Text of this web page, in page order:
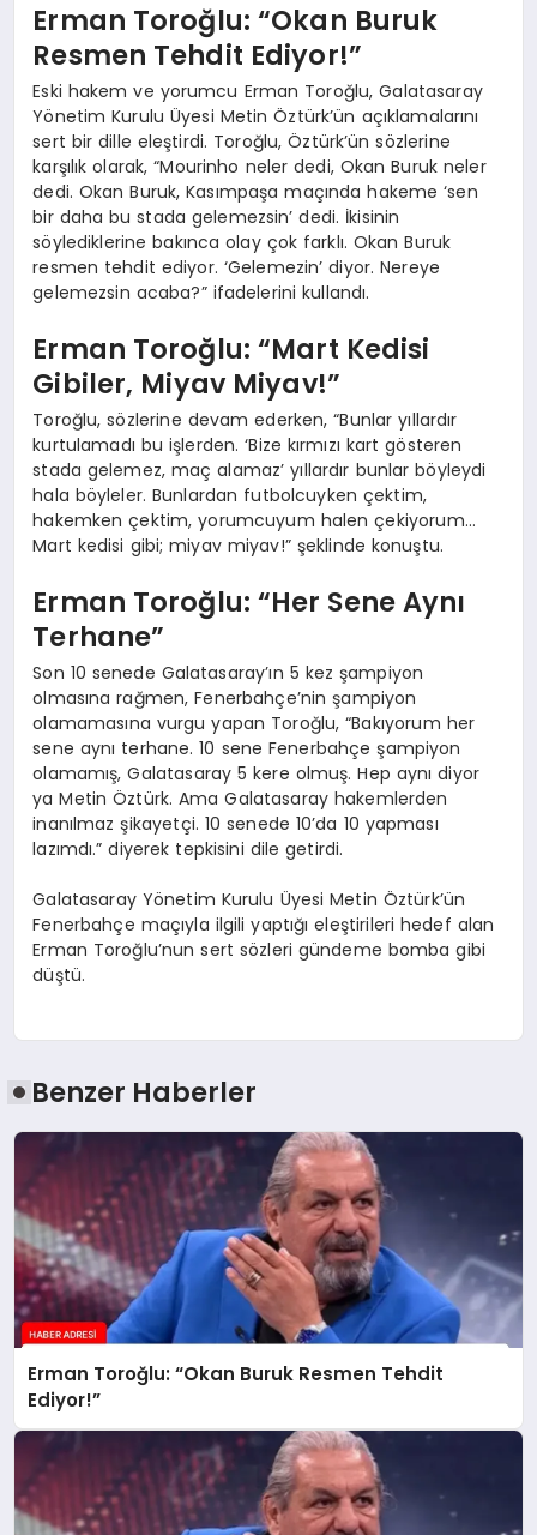
Erman Toroğlu: “Okan Buruk
Resmen Tehdit Ediyor!”
Eski hakem ve yorumcu Erman Toroğlu, Galatasaray
Yönetim Kurulu Üyesi Metin Öztürk’ün açıklamalarını
sert bir dille eleştirdi. Toroğlu, Öztürk’ün sözlerine
karşılık olarak, “Mourinho neler dedi, Okan Buruk neler
dedi. Okan Buruk, Kasımpaşa maçında hakeme ‘sen
bir daha bu stada gelemezsin’ dedi. İkisinin
söylediklerine bakınca olay çok farklı. Okan Buruk
resmen tehdit ediyor. ‘Gelemezin’ diyor. Nereye
gelemezsin acaba?” ifadelerini kullandı.
Erman Toroğlu: “Mart Kedisi
Gibiler, Miyav Miyav!”
Toroğlu, sözlerine devam ederken, “Bunlar yıllardır
kurtulamadı bu işlerden. ‘Bize kırmızı kart gösteren
stada gelemez, maç alamaz’ yıllardır bunlar böyleydi
hala böyleler. Bunlardan futbolcuyken çektim,
hakemken çektim, yorumcuyum halen çekiyorum…
Mart kedisi gibi; miyav miyav!” şeklinde konuştu.
Erman Toroğlu: “Her Sene Aynı
Terhane”
Son 10 senede Galatasaray’ın 5 kez şampiyon
olmasına rağmen, Fenerbahçe’nin şampiyon
olamamasına vurgu yapan Toroğlu, “Bakıyorum her
sene aynı terhane. 10 sene Fenerbahçe şampiyon
olamamış, Galatasaray 5 kere olmuş. Hep aynı diyor
ya Metin Öztürk. Ama Galatasaray hakemlerden
inanılmaz şikayetçi. 10 senede 10’da 10 yapması
lazımdı.” diyerek tepkisini dile getirdi.
Galatasaray Yönetim Kurulu Üyesi Metin Öztürk’ün
Fenerbahçe maçıyla ilgili yaptığı eleştirileri hedef alan
Erman Toroğlu’nun sert sözleri gündeme bomba gibi
düştü.
Benzer Haberler
Erman Toroğlu: “Okan Buruk Resmen Tehdit
Ediyor!”